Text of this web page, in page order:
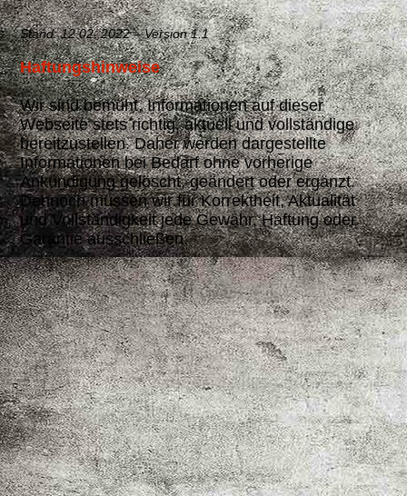
Stand: 12.02..2022 – Version 1.1
Haftungshinweise
Wir sind bemüht, Informationen auf dieser
Webseite stets richtig, aktuell und vollständige
bereitzustellen. Daher werden dargestellte
Informationen bei Bedarf ohne vorherige
Ankündigung gelöscht, geändert oder ergänzt.
Dennoch müssen wir für Korrektheit, Aktualität
und Vollständigkeit jede Gewähr, Haftung oder
Garantie ausschließen.